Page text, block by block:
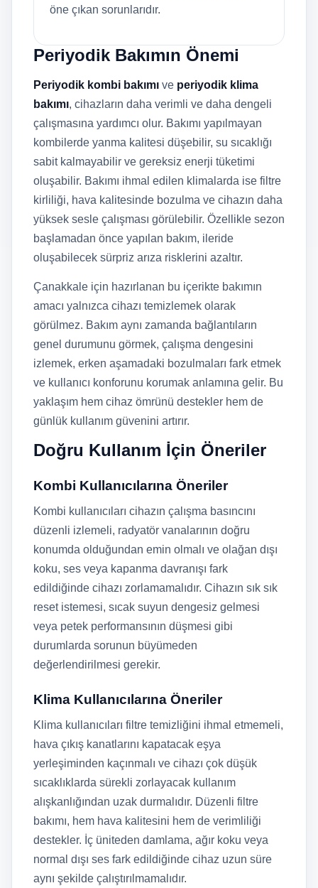
öne çıkan sorunlarıdır.
Periyodik Bakımın Önemi
Periyodik kombi bakımı ve periyodik klima
bakımı, cihazların daha verimli ve daha dengeli
çalışmasına yardımcı olur. Bakımı yapılmayan
kombilerde yanma kalitesi düşebilir, su sıcaklığı
sabit kalmayabilir ve gereksiz enerji tüketimi
oluşabilir. Bakımı ihmal edilen klimalarda ise filtre
kirliliği, hava kalitesinde bozulma ve cihazın daha
yüksek sesle çalışması görülebilir. Özellikle sezon
başlamadan önce yapılan bakım, ileride
oluşabilecek sürpriz arıza risklerini azaltır.
Çanakkale için hazırlanan bu içerikte bakımın
amacı yalnızca cihazı temizlemek olarak
görülmez. Bakım aynı zamanda bağlantıların
genel durumunu görmek, çalışma dengesini
izlemek, erken aşamadaki bozulmaları fark etmek
ve kullanıcı konforunu korumak anlamına gelir. Bu
yaklaşım hem cihaz ömrünü destekler hem de
günlük kullanım güvenini artırır.
Doğru Kullanım İçin Öneriler
Kombi Kullanıcılarına Öneriler
Kombi kullanıcıları cihazın çalışma basıncını
düzenli izlemeli, radyatör vanalarının doğru
konumda olduğundan emin olmalı ve olağan dışı
koku, ses veya kapanma davranışı fark
edildiğinde cihazı zorlamamalıdır. Cihazın sık sık
reset istemesi, sıcak suyun dengesiz gelmesi
veya petek performansının düşmesi gibi
durumlarda sorunun büyümeden
değerlendirilmesi gerekir.
Klima Kullanıcılarına Öneriler
Klima kullanıcıları filtre temizliğini ihmal etmemeli,
hava çıkış kanatlarını kapatacak eşya
yerleşiminden kaçınmalı ve cihazı çok düşük
sıcaklıklarda sürekli zorlayacak kullanım
alışkanlığından uzak durmalıdır. Düzenli filtre
bakımı, hem hava kalitesini hem de verimliliği
destekler. İç üniteden damlama, ağır koku veya
normal dışı ses fark edildiğinde cihaz uzun süre
aynı şekilde çalıştırılmamalıdır.